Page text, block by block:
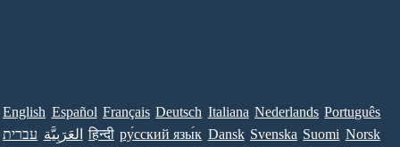
English Español Français Deutsch Italiana Nederlands Português
עברית العَرَبِيَّة हिन्दी ру́сский язы́к Dansk Svenska Suomi Norsk